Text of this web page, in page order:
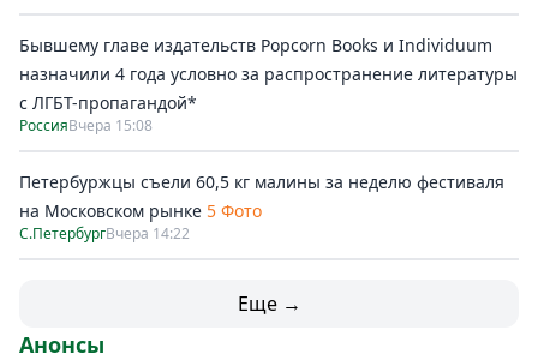
Бывшему главе издательств Popcorn Books и Individuum
назначили 4 года условно за распространение литературы
с ЛГБТ-пропагандой*
РоссияВчера 15:08
Петербуржцы съели 60,5 кг малины за неделю фестиваля
на Московском рынке 5 Фото
С.ПетербургВчера 14:22
Еще →
Анонсы